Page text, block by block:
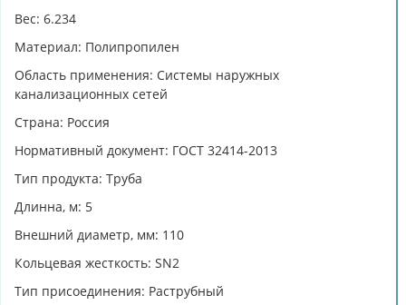
Вес: 6.234
Материал: Полипропилен
Область применения: Системы наружных
канализационных сетей
Страна: Россия
Нормативный документ: ГОСТ 32414-2013
Тип продукта: Труба
Длинна, м: 5
Внешний диаметр, мм: 110
Кольцевая жесткость: SN2
Тип присоединения: Раструбный